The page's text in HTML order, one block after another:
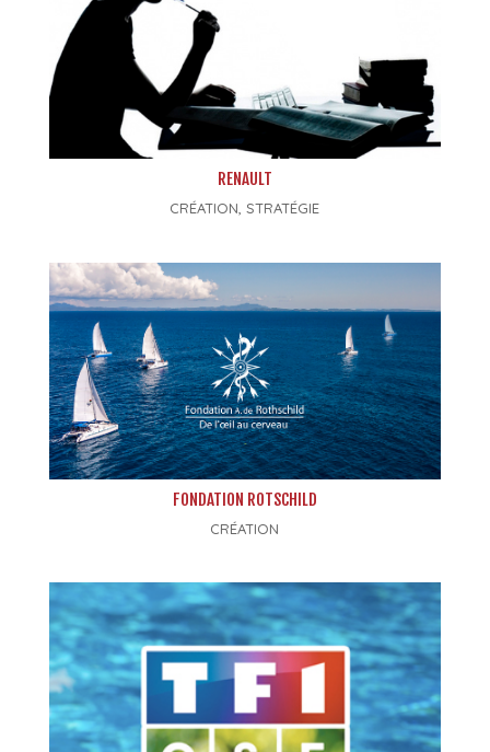
RENAULT
CRÉATION,STRATÉGIE
FONDATION ROTSCHILD
CRÉATION